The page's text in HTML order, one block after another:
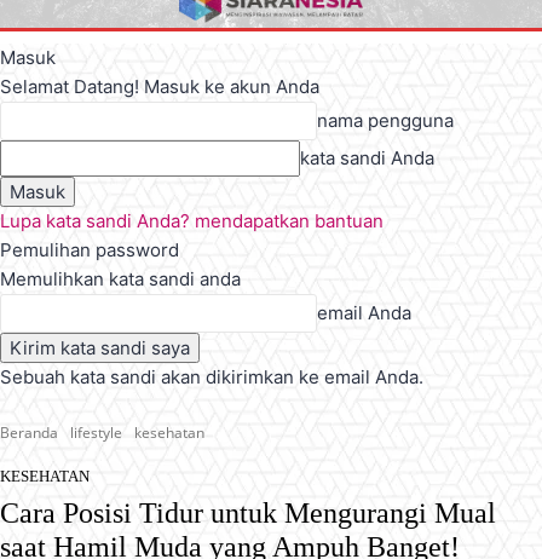
Masuk
Selamat Datang! Masuk ke akun Anda
nama pengguna
kata sandi Anda
Lupa kata sandi Anda? mendapatkan bantuan
Pemulihan password
Memulihkan kata sandi anda
email Anda
Sebuah kata sandi akan dikirimkan ke email Anda.
Beranda lifestyle kesehatan
KESEHATAN
Cara Posisi Tidur untuk Mengurangi Mual
saat Hamil Muda yang Ampuh Banget!